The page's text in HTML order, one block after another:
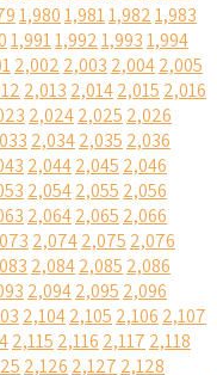
1,9801,9811,9821,983
1,9911,9921,9931,994
2,002 2,003 2,0042,005
2,013 2,0142,015 2,016
2,0242,025 2,026
2,0342,035 2,036
2,0442,045 2,046
2,0542,055 2,056
2,0642,065 2,066
2,0742,075 2,076
2,0842,085 2,086
2,0942,095 2,096
2,1042,105 2,106 2,107
2,115 2,116 2,117 2,118
2,126 2,127 2,128